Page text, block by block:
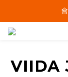
單
VIIDA